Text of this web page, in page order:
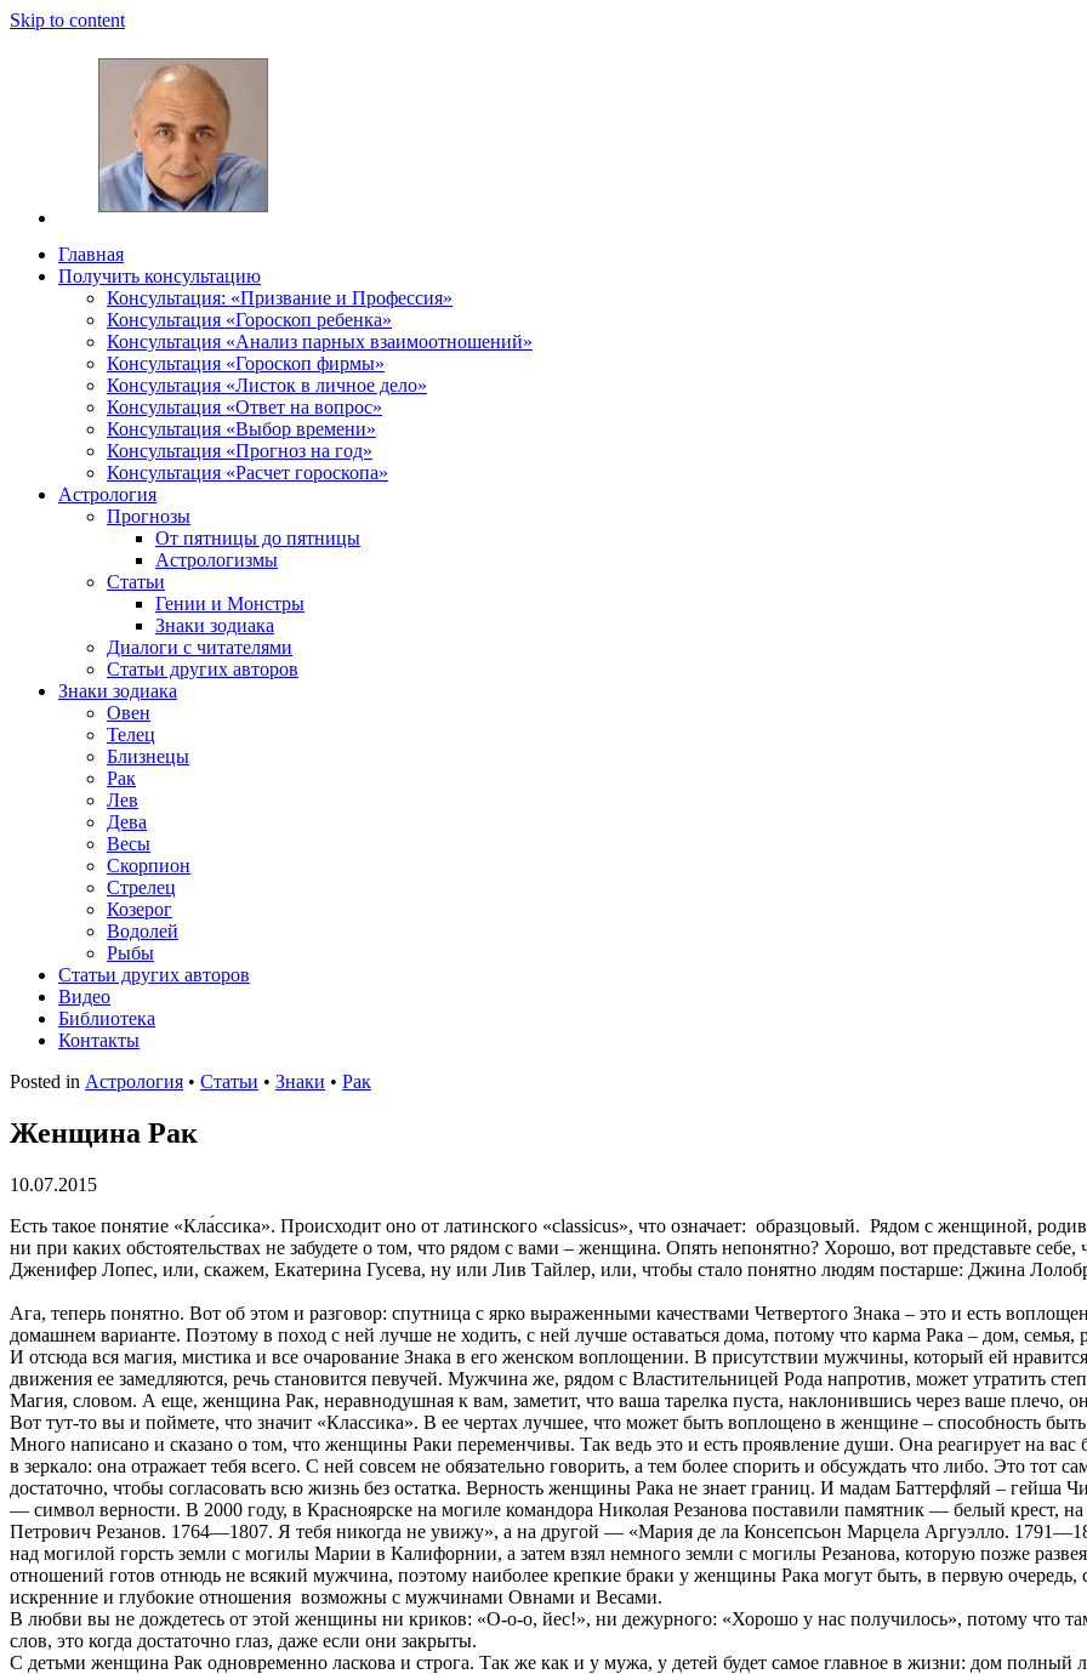
Skip to content
Шабалин Михаил Александрович. Персональный сайт
Председатель Новосибирского астрологического центра "Уран", астропсихолог-консультант,
консультации на основании Вашей натальной карты, расскажет о том, в чем состоит Ваше
том, как с этим связано здоровье. Астропсихолог опишет возможные способы оздоровления
диалога. У Вас будет возможность задавать вопросы по всем интересующим Вас темам. Для того,
и место своего рождения. Знание точного времени своего рождения желательно. Известный
деятель.
Главная
Получить консультацию
Консультация: «Призвание и Профессия»
Консультация «Гороскоп ребенка»
Консультация «Анализ парных взаимоотношений»
Консультация «Гороскоп фирмы»
Консультация «Листок в личное дело»
Консультация «Ответ на вопрос»
Консультация «Выбор времени»
Консультация «Прогноз на год»
Консультация «Расчет гороскопа»
Астрология
Прогнозы
От пятницы до пятницы
Астрологизмы
Статьи
Гении и Монстры
Знаки зодиака
Диалоги с читателями
Статьи других авторов
Знаки зодиака
Овен
Телец
Близнецы
Рак
Лев
Дева
Весы
Скорпион
Стрелец
Козерог
Водолей
Рыбы
Статьи других авторов
Видео
Библиотека
Контакты
Posted in Астрология • Статьи • Знаки • Рак
Женщина Рак
10.07.2015
Есть такое понятие «Кла́ссика». Происходит оно от латинского «classicus», что означает: образцовый. Рядом с женщиной,
ни при каких обстоятельствах не забудете о том, что рядом с вами – женщина. Опять непонятно? Хорошо, вот представьте
Дженифер Лопес, или, скажем, Екатерина Гусева, ну или Лив Тайлер, или, чтобы стало понятно людям постарше: Джина
Ага, теперь понятно. Вот об этом и разговор: спутница с ярко выраженными качествами Четвертого Знака – это и есть
домашнем варианте. Поэтому в поход с ней лучше не ходить, с ней лучше оставаться дома, потому что карма Рака – дом, семья,
И отсюда вся магия, мистика и все очарование Знака в его женском воплощении. В присутствии мужчины, который ей
движения ее замедляются, речь становится певучей. Мужчина же, рядом с Властительницей Рода напротив, может утратить
Магия, словом. А еще, женщина Рак, неравнодушная к вам, заметит, что ваша тарелка пуста, наклонившись через ваше плечо,
Вот тут-то вы и поймете, что значит «Классика». В ее чертах лучшее, что может быть воплощено в женщине – способность
Много написано и сказано о том, что женщины Раки переменчивы. Так ведь это и есть проявление души. Она реагирует на
в зеркало: она отражает тебя всего. С ней совсем не обязательно говорить, а тем более спорить и обсуждать что либо. Это тот
достаточно, чтобы согласовать всю жизнь без остатка. Верность женщины Рака не знает границ. И мадам Баттерфляй –
— символ верности. В 2000 году, в Красноярске на могиле командора Николая Резанова поставили памятник — белый крест,
Петрович Резанов. 1764—1807. Я тебя никогда не увижу», а на другой — «Мария де ла Консепсьон Марцела Аргуэлло.
над могилой горсть земли с могилы Марии в Калифорнии, а затем взял немного земли с могилы Резанова, которую позже
отношений готов отнюдь не всякий мужчина, поэтому наиболее крепкие браки у женщины Рака могут быть, в первую
искренние и глубокие отношения возможны с мужчинами Овнами и Весами.
В любви вы не дождетесь от этой женщины ни криков: «О-о-о, йес!», ни дежурного: «Хорошо у нас получилось», потому что
слов, это когда достаточно глаз, даже если они закрыты.
С детьми женщина Рак одновременно ласкова и строга. Так же как и у мужа, у детей будет самое главное в жизни: дом полный